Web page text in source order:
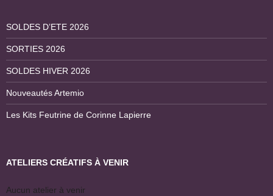
SOLDES D’ETE 2026
SORTIES 2026
SOLDES HIVER 2026
Nouveautés Artemio
Les Kits Feutrine de Corinne Lapierre
ATELIERS CRÉATIFS À VENIR
Aucun atelier à venir